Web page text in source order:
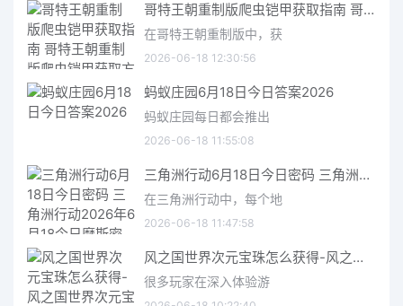
哥特王朝重制版爬虫铠甲获取指南 哥特王朝重制版爬虫铠甲获取方法
在哥特王朝重制版中，获
2026-06-18 12:30:56
蚂蚁庄园6月18日今日答案2026
蚂蚁庄园每日都会推出
2026-06-18 11:55:08
三角洲行动6月18日今日密码 三角洲行动2026年6月18今日摩斯密码分享
在三角洲行动中，每个地
2026-06-18 11:47:58
风之国世界次元宝珠怎么获得-风之国世界次元宝珠获取方法介绍
很多玩家在深入体验游